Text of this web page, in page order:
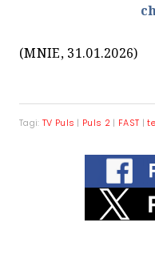
(MNIE, 31.01.2026)
Tagi: TV Puls | Puls 2 | FAST |